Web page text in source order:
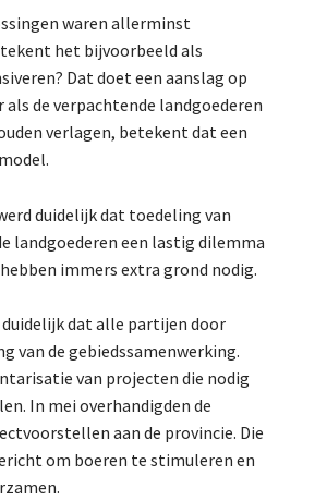
waren allerminst
het bijvoorbeeld als
Dat doet een aanslag op
als de verpachtende landgoederen
verlagen, betekent dat een
duidelijk dat toedeling van
landgoederen een lastig dilemma
immers extra grond nodig.
duidelijk dat alle partijen door
van de gebiedssamenwerking.
van projecten die nodig
In mei overhandigden de
aan de provincie. Die
om boeren te stimuleren en